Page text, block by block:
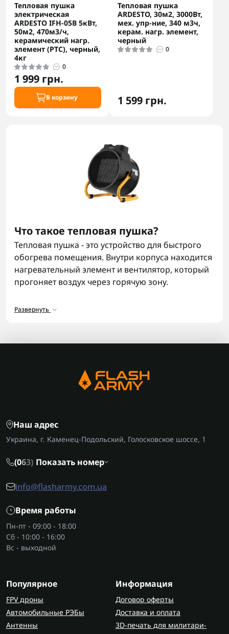
Тепловая пушка
электрическая
ARDESTO IFH-05B 5кВт,
50м2, 470м3/ч,
керамический нагр.
элемент (PTC), черный,
4кг
0
1 999 грн.
В корзину
Тепловая пушка
ARDESTO, 30м2, 3000Вт,
мех. упр-ние, 340 м3ч,
керам. нагр. элемент,
черный
0
1 599 грн.
Что такое тепловая пушка?
Тепловая пушка - это устройство для быстрого
обогрева помещения. Внутри корпуса находится
нагревательный элемент и вентилятор, который
прогоняет воздух через горячую зону.
мощным потоком. Поэтому тепловые пушки
вольт. Достаточно подключить устройство к
розетке - и через несколько минут температура
Назначение и принцип работы
тепловая пушка
затягивает холодный воздух внутрь корпуса, где
Далее теплый поток направляется в помещение.
За счет постоянной циркуляции тепловая пушка
электрическая прогревает пространство быстро
и равномерно.
В некоторых помещениях ее используют вместе с
конвекторы
поддерживают температуру.
Почему тепловая пушка лучший
вариант для обогрева гаражей и
Развернуть
Наш адрес
Украина, г. Каменец-Подольский, Голосковское шоссе, 1
(063) Показать номер
info@flasharmy.com.ua
Время работы
Пн-пт - 09:00 - 18:00
Сб - 10:00 - 16:00
Вс - выходной
Популярное
FPV дроны
Автомобильные РЭБы
Антенны
Информация
Договор оферты
Доставка и оплата
3D-печать для милитари-